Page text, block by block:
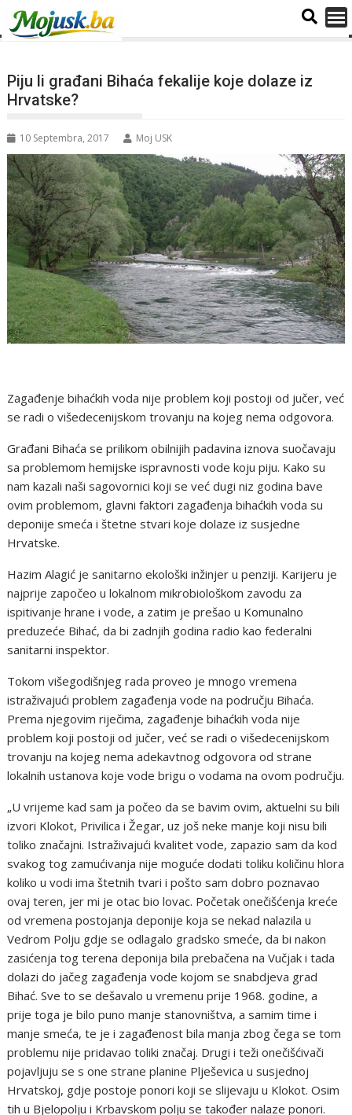
Piju li građani Bihaća fekalije koje dolaze iz
Hrvatske?
10 Septembra, 2017 Moj USK
Zagađenje bihaćkih voda nije problem koji postoji od jučer, već
se radi o višedecenijskom trovanju na kojeg nema odgovora.
Građani Bihaća se prilikom obilnijih padavina iznova suočavaju
sa problemom hemijske ispravnosti vode koju piju. Kako su
nam kazali naši sagovornici koji se već dugi niz godina bave
ovim problemom, glavni faktori zagađenja bihaćkih voda su
deponije smeća i štetne stvari koje dolaze iz susjedne
Hrvatske.
Hazim Alagić je sanitarno ekološki inžinjer u penziji. Karijeru je
najprije započeo u lokalnom mikrobiološkom zavodu za
ispitivanje hrane i vode, a zatim je prešao u Komunalno
preduzeće Bihać, da bi zadnjih godina radio kao federalni
sanitarni inspektor.
Tokom višegodišnjeg rada proveo je mnogo vremena
istraživajući problem zagađenja vode na području Bihaća.
Prema njegovim riječima, zagađenje bihaćkih voda nije
problem koji postoji od jučer, već se radi o višedecenijskom
trovanju na kojeg nema adekavtnog odgovora od strane
lokalnih ustanova koje vode brigu o vodama na ovom području.
„U vrijeme kad sam ja počeo da se bavim ovim, aktuelni su bili
izvori Klokot, Privilica i Žegar, uz još neke manje koji nisu bili
toliko značajni. Istraživajući kvalitet vode, zapazio sam da kod
svakog tog zamućivanja nije moguće dodati toliku količinu hlora
koliko u vodi ima štetnih tvari i pošto sam dobro poznavao
ovaj teren, jer mi je otac bio lovac. Početak onečišćenja kreće
od vremena postojanja deponije koja se nekad nalazila u
Vedrom Polju gdje se odlagalo gradsko smeće, da bi nakon
zasićenja tog terena deponija bila prebačena na Vučjak i tada
dolazi do jačeg zagađenja vode kojom se snabdjeva grad
Bihać. Sve to se dešavalo u vremenu prije 1968. godine, a
prije toga je bilo puno manje stanovništva, a samim time i
manje smeća, te je i zagađenost bila manja zbog čega se tom
problemu nije pridavao toliki značaj. Drugi i teži onečišćivači
pojavljuju se s one strane planine Plješevica u susjednoj
Hrvatskoj, gdje postoje ponori koji se slijevaju u Klokot. Osim
tih u Bjelopolju i Krbavskom polju se također nalaze ponori.